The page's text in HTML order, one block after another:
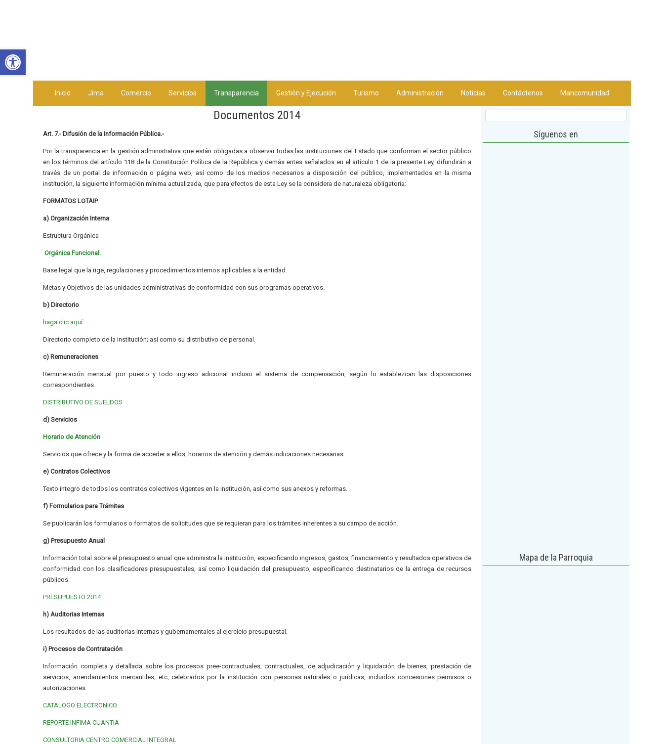
Inicio Jima Comercio Servicios Transparencia Gestión y Ejecución Turismo Administración Noticias Contáctenos Mancomunidad
Documentos 2014
Art. 7.- Difusión de la Información Pública.-
Por la transparencia en la gestión administrativa que están obligadas a observar todas las instituciones del Estado que conforman el sector público
en los términos del artículo 118 de la Constitución Política de la República y demás entes señalados en el artículo 1 de la presente Ley, difundirán a
través de un portal de información o página web, así como de los medios necesarios a disposición del público, implementados en la misma
institución, la siguiente información mínima actualizada, que para efectos de esta Ley se la considera de naturaleza obligatoria:
FORMATOS LOTAIP
a) Organización Interna
Estructura Orgánica
Orgánica Funcional.
Base legal que la rige, regulaciones y procedimientos internos aplicables a la entidad.
Metas y Objetivos de las unidades administrativas de conformidad con sus programas operativos.
b) Directorio
haga clic aquí
Directorio completo de la institución; así como su distributivo de personal.
c) Remuneraciones
Remuneración mensual por puesto y todo ingreso adicional incluso el sistema de compensación, según lo establezcan las disposiciones
correspondientes.
DISTRIBUTIVO DE SUELDOS
d) Servicios
Horario de Atención
Servicios que ofrece y la forma de acceder a ellos, horarios de atención y demás indicaciones necesarias.
e) Contratos Colectivos
Texto integro de todos los contratos colectivos vigentes en la institución, así como sus anexos y reformas.
f) Formularios para Trámites
Se publicarán los formularios o formatos de solicitudes que se requieran para los trámites inherentes a su campo de acción.
g) Presupuesto Anual
Información total sobre el presupuesto anual que administra la institución, especificando ingresos, gastos, financiamiento y resultados operativos de
conformidad con los clasificadores presupuestales, así como liquidación del presupuesto, especificando destinatarios de la entrega de recursos
públicos.
PRESUPUESTO 2014
h) Auditorias Internas
Los resultados de las auditorias internas y gubernamentales al ejercicio presupuestal.
i) Procesos de Contratación
Información completa y detallada sobre los procesos pree-contractuales, contractuales, de adjudicación y liquidación de bienes, prestación de
servicios, arrendamientos mercantiles, etc, celebrados por la institución con personas naturales o jurídicas, incluidos concesiones permisos o
autorizaciones.
CATALOGO ELECTRONICO
REPORTE INFIMA CUANTIA
CONSULTORIA CENTRO COMERCIAL INTEGRAL
Síguenos en
Mapa de la Parroquia
Abrir barra de herramientas